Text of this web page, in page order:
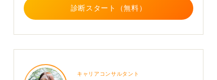
てください。
のように活かせるのか、企業の利益を高めることなどに
来を描いていきましょう。
診断スタート（無料）
キャリアコンサルタント